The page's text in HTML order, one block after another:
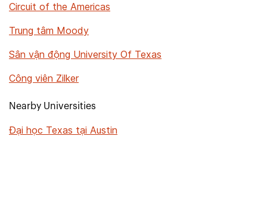
Circuit of the Americas
Trung tâm Moody
Sân vận động University Of Texas
Công viên Zilker
Nearby Universities
Đại học Texas tại Austin